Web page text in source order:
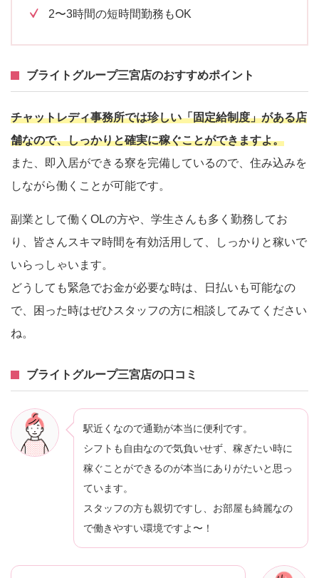
2〜3時間の短時間勤務もOK
ブライトグループ三宮店のおすすめポイント
チャットレディ事務所では珍しい「固定給制度」がある店
舗なので、しっかりと確実に稼ぐことができますよ。
また、即入居ができる寮を完備しているので、住み込みを
しながら働くことが可能です。
副業として働くOLの方や、学生さんも多く勤務してお
り、皆さんスキマ時間を有効活用して、しっかりと稼いで
いらっしゃいます。
どうしても緊急でお金が必要な時は、日払いも可能なの
で、困った時はぜひスタッフの方に相談してみてください
ね。
ブライトグループ三宮店の口コミ
駅近くなので通勤が本当に便利です。
シフトも自由なので気負いせず、稼ぎたい時に
稼ぐことができるのが本当にありがたいと思っ
ています。
スタッフの方も親切ですし、お部屋も綺麗なの
で働きやすい環境ですよ〜！